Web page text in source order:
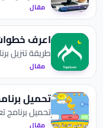
مقال
اعرف
نت مجانا
طريقة تنزيل
مقال
تحميل
للاطفال
تحميل برنامج
مقال